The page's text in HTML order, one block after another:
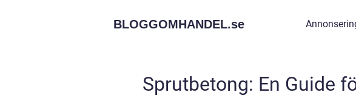
BLOGGOMHANDEL.se
Sprutbetong: En Guide